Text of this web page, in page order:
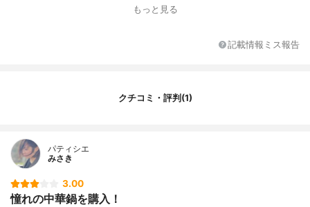
cm 板厚1.2mm45cm:Φ45cm×H13cm 板厚1.
30cm:920g33cm:1100g36cm:1260g39c
ブラック
もっと見る
記載情報ミス報告
クチコミ・評判(1)
パティシエ
みさき
3.00
憧れの中華鍋を購入！